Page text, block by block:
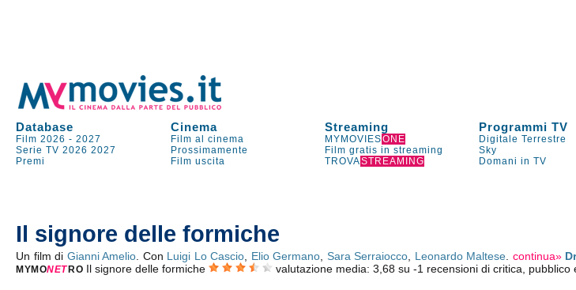
Database Cinema Streaming Programmi TV
Film 2026 -2027 Film al cinema MYMOVIESONE Digitale Terrestre
Serie TV 2026 2027 Prossimamente Film gratis in streaming Sky
Premi
Film uscita TROVASTREAMING Domani in TV
Il signore delle formiche
Un film di Gianni Amelio . Con Luigi Lo Cascio Elio Germano Sara Serraiocco Leonardo Maltese continua»
MYMONET RO Il signore delle formiche valutazione media: 3,68 su -1 recensioni di critica, pubblico